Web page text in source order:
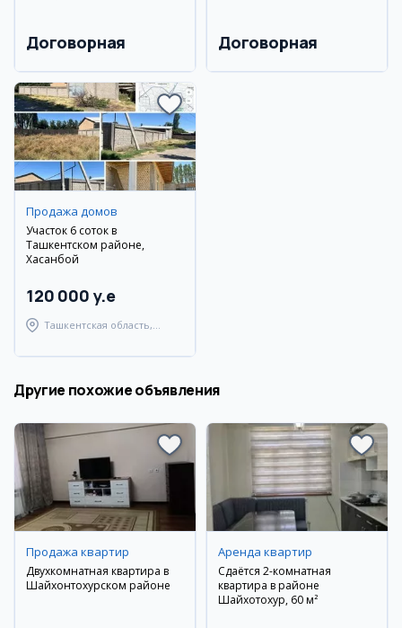
Договорная Договорная
Продажа домов
Участок 6 соток в
Ташкентском районе,
Хасанбой
120 000 y.e
Ташкентская область,
Другие похожие объявления
Продажа квартир
Двухкомнатная квартира в
Шайхонтохурском районе
Аренда квартир
Сдаётся 2-комнатная
квартира в районе
Шайхотохур, 60 м²